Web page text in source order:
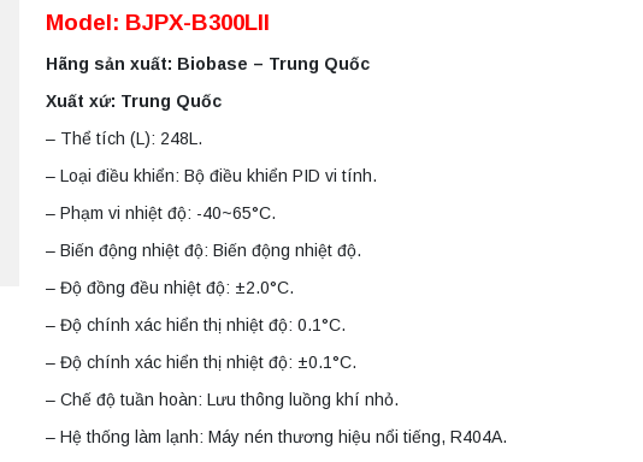
Model: BJPX-B300LII
Hãng sản xuất: Biobase – Trung Quốc
Xuất xứ: Trung Quốc
– Thể tích (L): 248L.
– Loại điều khiển: Bộ điều khiển PID vi tính.
– Phạm vi nhiệt độ: -40~65°C.
– Biến động nhiệt độ: Biến động nhiệt độ.
– Độ đồng đều nhiệt độ: ±2.0°C.
– Độ chính xác hiển thị nhiệt độ: 0.1°C.
– Độ chính xác hiển thị nhiệt độ: ±0.1°C.
– Chế độ tuần hoàn: Lưu thông luồng khí nhỏ.
– Hệ thống làm lạnh: Máy nén thương hiệu nổi tiếng, R404A.